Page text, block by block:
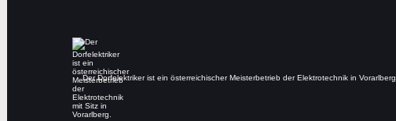
Der Dorfelektriker ist ein österreichischer Meisterbetrieb der Elektrotechnik in Vorarlberg.